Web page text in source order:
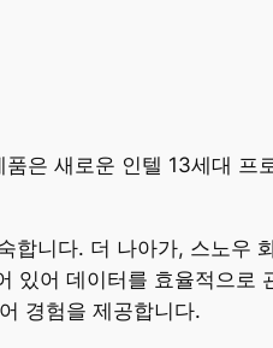
은 새로운 인텔 13세대 프
합니다. 더 나아가, 스노우
있어 데이터를 효율적으로
경험을 제공합니다.